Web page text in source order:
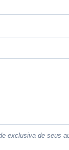
exclusiva de seus